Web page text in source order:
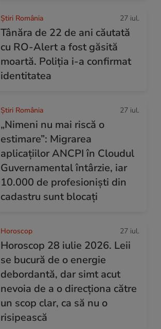
Știri România 27 iul.
Tânăra de 22 de ani căutată
cu RO-Alert a fost găsită
moartă. Poliția i-a confirmat
identitatea
Știri România 27 iul.
„Nimeni nu mai riscă o
estimare”: Migrarea
aplicațiilor ANCPI în Cloudul
Guvernamental întârzie, iar
10.000 de profesioniști din
cadastru sunt blocați
Horoscop 27 iul.
Horoscop 28 iulie 2026. Leii
se bucură de o energie
debordantă, dar simt acut
nevoia de a o direcționa către
un scop clar, ca să nu o
risipească